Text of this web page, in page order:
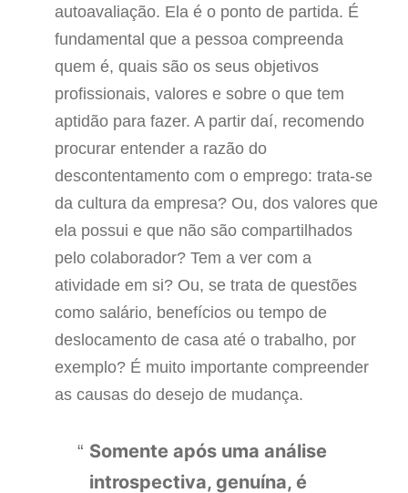
autoavaliação. Ela é o ponto de partida. É
fundamental que a pessoa compreenda
quem é, quais são os seus objetivos
profissionais, valores e sobre o que tem
aptidão para fazer. A partir daí, recomendo
procurar entender a razão do
descontentamento com o emprego: trata-se
da cultura da empresa? Ou, dos valores que
ela possui e que não são compartilhados
pelo colaborador? Tem a ver com a
atividade em si? Ou, se trata de questões
como salário, benefícios ou tempo de
deslocamento de casa até o trabalho, por
exemplo? É muito importante compreender
as causas do desejo de mudança.
Somente após uma análise
introspectiva, genuína, é